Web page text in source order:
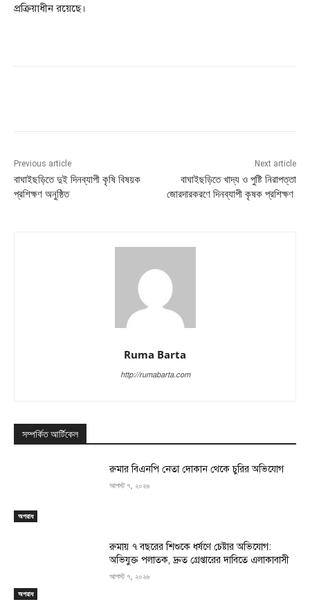
প্রক্রিয়াধীন রয়েছে।
Previous article
বাঘাইছড়িতে দুই দিনব্যাপী কৃষি বিষয়ক
প্রশিক্ষণ অনুষ্ঠিত
Next article
বাঘাইছড়িতে খাদ্য ও পুষ্টি নিরাপত্তা
জোরদারকরণে দিনব্যাপী কৃষক প্রশিক্ষণ
Ruma Barta
http://rumabarta.com
সম্পর্কিত আর্টিকেল
অপরাধ
রুমার বিএনপি নেতা দোকান থেকে চুরির অভিযোগ
আগস্ট ৭, ২০২৬
অপরাধ
রুমায় ৭ বছরের শিশুকে ধর্ষণে চেষ্টার অভিযোগ:
অভিযুক্ত পলাতক, দ্রুত গ্রেপ্তারের দাবিতে এলাকাবাসী
আগস্ট ৭, ২০২৬